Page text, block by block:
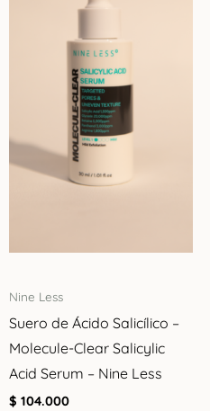
Centellian
Nine Less
Suero de Ácido Salicílico –
Molecule-Clear Salicylic
Acid Serum – Nine Less
$ 104.000